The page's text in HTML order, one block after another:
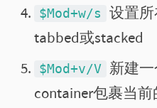
$Mod+w/s
设置
tabbed或stacked
$Mod+v/V 新建
container包裹当前